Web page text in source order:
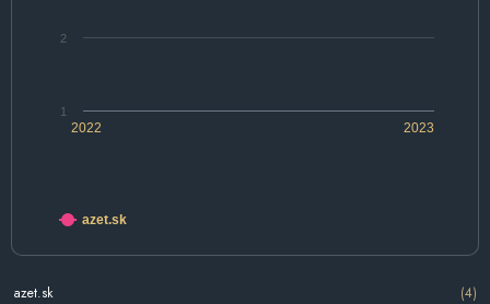
2022 2023
1
2
azet.sk
azet.sk (4)